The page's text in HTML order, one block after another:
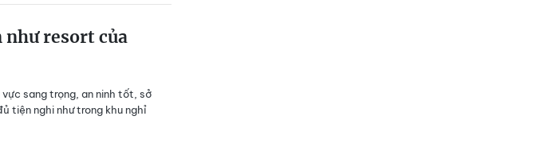
như resort của
sang trọng, an ninh tốt, sở
tiện nghi như trong khu nghỉ